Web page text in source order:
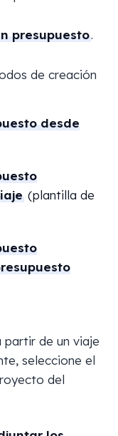
presupuesto.
de creación
desde
(plantilla de
partir de un viaje
seleccione el
del